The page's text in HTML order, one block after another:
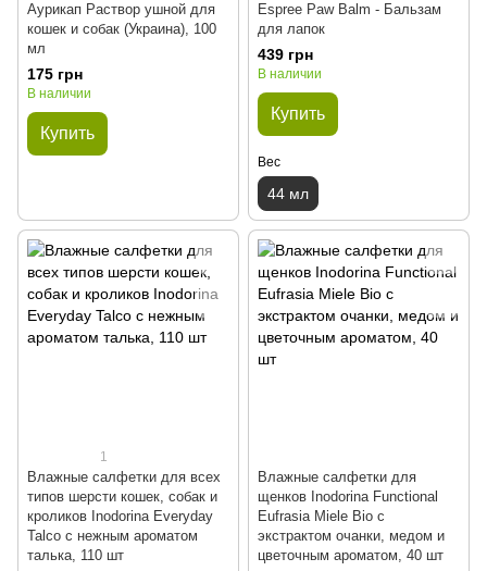
Аурикап Раствор ушной для
кошек и собак (Украина), 100
мл
175 грн
В наличии
Купить
Espree Paw Balm - Бальзам
для лапок
439 грн
В наличии
Купить
Вес
44 мл
1
Влажные салфетки для всех
типов шерсти кошек, собак и
кроликов Inodorina Everyday
Talco с нежным ароматом
талька, 110 шт
Влажные салфетки для
щенков Inodorina Functional
Eufrasia Miele Bio с
экстрактом очанки, медом и
цветочным ароматом, 40 шт